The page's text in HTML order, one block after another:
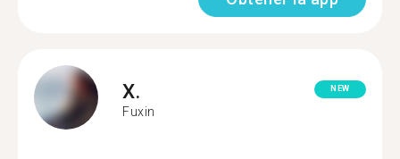
X.
Fuxin
NEW